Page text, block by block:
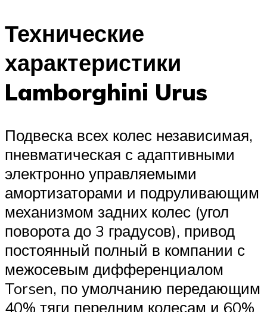
Технические
характеристики
Lamborghini Urus
Подвеска всех колес независимая,
пневматическая с адаптивными
электронно управляемыми
амортизаторами и подруливающим
механизмом задних колес (угол
поворота до 3 градусов), привод
постоянный полный в компании с
межосевым дифференциалом
Torsen, по умолчанию передающим
40% тяги передним колесам и 60%